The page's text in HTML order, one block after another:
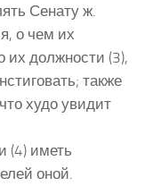
Сенату ж.
о чем их
их должности (3),
также
худо увидит
(4) иметь
оной.